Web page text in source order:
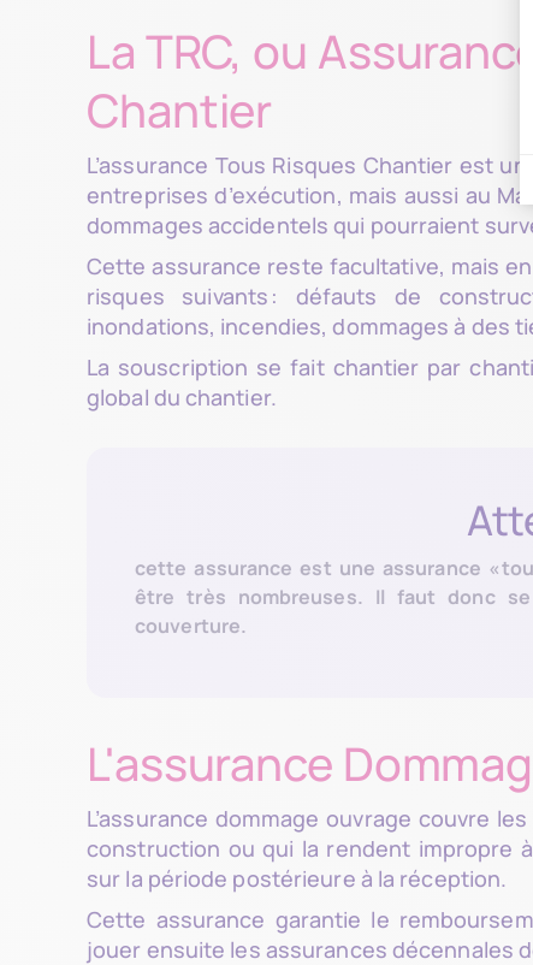
La TRC, ou
Chantier
L’assurance Tous Risques Chantier est
entreprises d’exécution, mais aussi au
dommages accidentels qui pourraient
Cette assurance reste facultative, mais
risques suivants : défauts de
inondations, incendies, dommages à des
La souscription se fait chantier par
global du chantier.
cette assurance est une assurance «
être très nombreuses. Il faut donc
couverture.
L'assurance
L’assurance dommage ouvrage couvre
construction ou qui la rendent impropre
sur la période postérieure à la réception.
Cette assurance garantie le
jouer ensuite les assurances décennales